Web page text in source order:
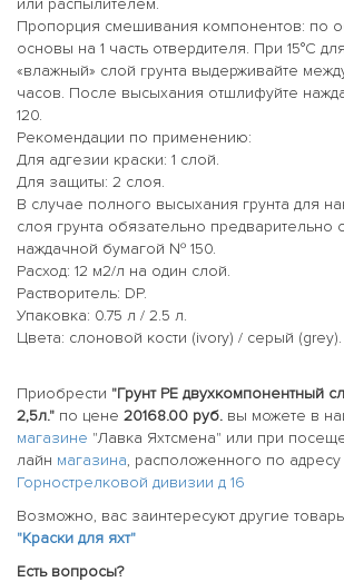
Пропорция смешивания компонентов: по
основы на 1 часть отвердителя. При 15°С
«влажный» слой грунта выдерживайте
часов. После высыхания отшлифуйте
120.
Рекомендации по применению:
Для адгезии краски: 1 слой.
Для защиты: 2 слоя.
В случае полного высыхания грунта для
слоя грунта обязательно предварительно
наждачной бумагой № 150.
Расход: 12 м2/л на один слой.
Растворитель: DP.
Упаковка: 0.75 л / 2.5 л.
Цвета: слоновой кости (ivory) / серый (grey).
Приобрести "Грунт PE двухкомпонентный
2,5л." по цене 20168.00 руб. вы можете в
магазине "Лавка Яхтсмена" или при
лайн магазина, расположенного по адресу
Горнострелковой дивизии д 16
Возможно, вас заинтересуют другие
"Краски для яхт"
Есть вопросы?